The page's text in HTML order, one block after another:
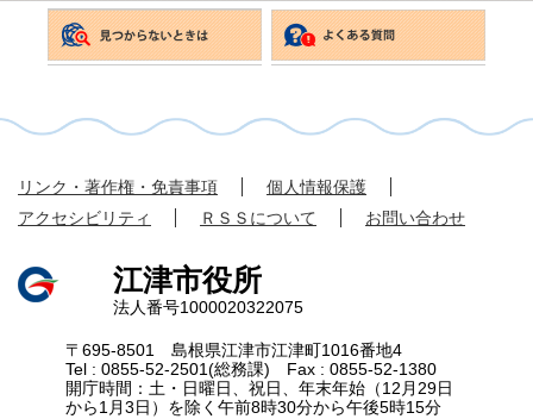
リンク・著作権・免責事項
個人情報保護
アクセシビリティ
ＲＳＳについて お問い合わせ
江津市役所
法人番号1000020322075
〒695-8501 島根県江津市江津町1016番地4
Tel : 0855-52-2501(総務課) Fax : 0855-52-1380
開庁時間：土・日曜日、祝日、年末年始（12月29日
から1月3日）を除く午前8時30分から午後5時15分